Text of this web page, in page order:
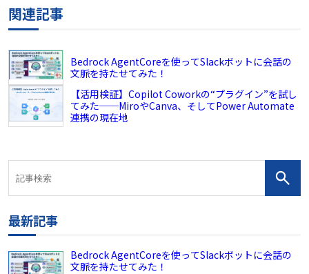
関連記事
Bedrock AgentCoreを使ってSlackボットに会話の
文脈を持たせてみた！
【活用検証】Copilot Coworkの“プラグイン”を試し
てみた──MiroやCanva、そしてPower Automate
連携の現在地
最新記事
Bedrock AgentCoreを使ってSlackボットに会話の
文脈を持たせてみた！